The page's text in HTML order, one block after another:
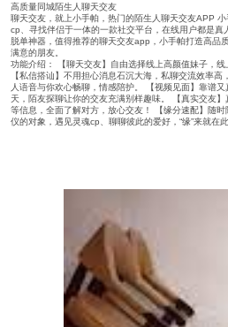
高质量同城陌生人聊天交友
聊天交友，就上小手帕，热门的陌生人聊天交友APP
cp、寻找伴侣于一体的一款社交平台，在线用户都是
脱单神器，值得推荐的聊天交友app，小手帕打造高品
满意的朋友。
功能介绍： 【聊天交友】自由选择线上高颜值妹子，线
【私信搭讪】不用担心消息石沉大海，私聊交流效率
人语音与你欢心畅聊，情感陪护。 【视频见面】靠谱
天，陌友探聊让你的交友充满别样趣味。 【真实交友
等信息，全面了解对方，放心交友！ 【缘分速配】随
仪的对象，遇见灵魂cp、聊聊彼此的爱好，“缘”来就在此